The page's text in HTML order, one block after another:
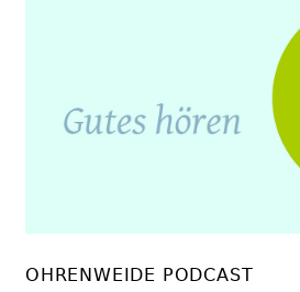
OHRENWEIDE PODCAST